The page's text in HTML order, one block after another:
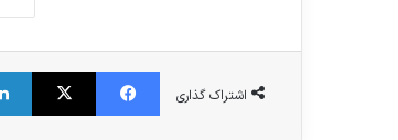
اشتراک گذاری
فیس بوک X